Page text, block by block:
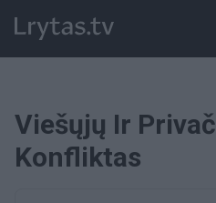
Viešųjų Ir
Konfliktas